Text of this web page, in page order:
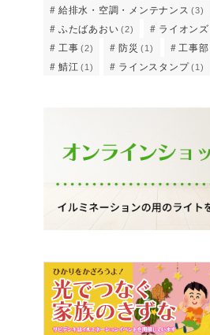
給排水・空調・メンテナンス (3)
ふたばあおい (2) ライオン
工事 (2) 防災 (1) 工事部
鯖江 (1) ラインスタンプ (1)